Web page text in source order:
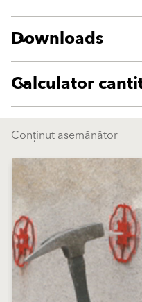
Downloads
Calculator
Conținut asemănător